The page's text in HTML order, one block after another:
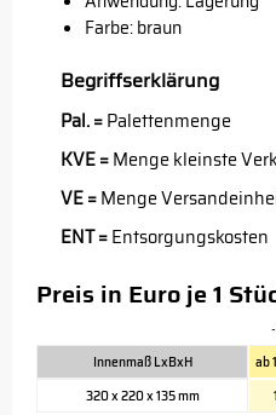
Farbe: braun
Begriffserklärung
Pal. =Palettenmenge
KVE =Menge kleinste
VE =Menge
ENT =Entsorgungskosten
Preis in Euro je 1
Innenmaß LxBxH
ab
320 x 220 x 135 mm